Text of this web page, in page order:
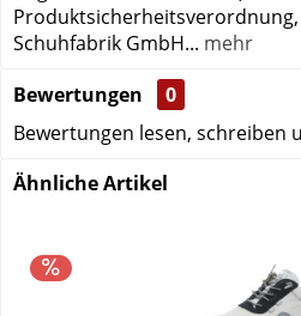
Produktsicherheitsverordnung,
Schuhfabrik GmbH... mehr
Bewertungen
0
Bewertungen lesen, schreiben
Ähnliche Artikel